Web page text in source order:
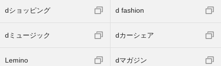
dショッピング d fashion
dミュージック dカーシェア
Lemino dマガジン